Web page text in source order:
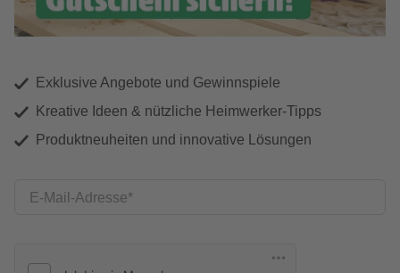
Exklusive Angebote und Gewinnspiele
Kreative Ideen & nützliche Heimwerker-Tipps
Produktneuheiten und innovative Lösungen
E-Mail-Adresse